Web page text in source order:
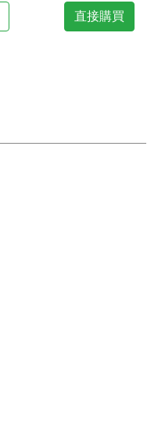
直接購買